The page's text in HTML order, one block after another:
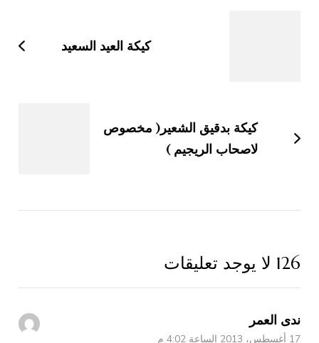
كيكة العيد السعيد
كيكة بدقيق الشعير( مخصوص
لاصحاب الريجيم )
126 لا يوجد تعليقات
ندى العمر
17 أغسطس، 2013 الساعة 4:02 م